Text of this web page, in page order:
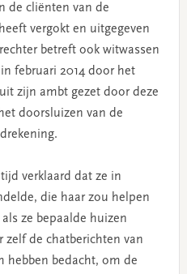
de cliënten van de
vergokt en uitgegeven
betreft ook witwassen
februari 2014 door het
zijn ambt gezet door deze
doorsluizen van de
verklaard dat ze in
die haar zou helpen
ze bepaalde huizen
zelf de chatberichten van
hebben bedacht, om de